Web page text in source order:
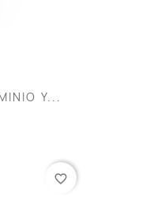
Y...
favorite_border